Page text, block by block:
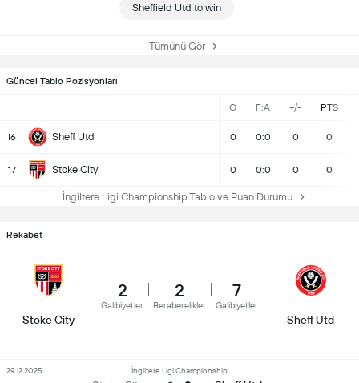
Sheffield Utd to win
Tümünü Gör
Güncel Tablo Pozisyonları
O F:A +/- PTS
16 Sheff Utd 0 0:0 0 0
17 Stoke City 0 0:0 0 0
İngiltere Ligi Championship Tablo ve Puan Durumu
Rekabet
Stoke City
2
Galibiyetler
2
Beraberelikler
7
Galibiyetler
Sheff Utd
İngiltere Ligi Championship
29.12.2025